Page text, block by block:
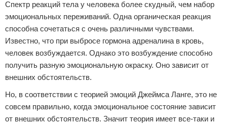
Спектр реакций тела у человека более скудный, чем набор
эмоциональных переживаний. Одна органическая реакция
способна сочетаться с очень различными чувствами.
Известно, что при выбросе гормона адреналина в кровь,
человек возбуждается. Однако это возбуждение способно
получить разную эмоциональную окраску. Оно зависит от
внешних обстоятельств.
Но, в соответствии с теорией эмоций Джеймса Ланге, это не
совсем правильно, когда эмоциональное состояние зависит
от внешних обстоятельств. Значит теория имеет все-таки и